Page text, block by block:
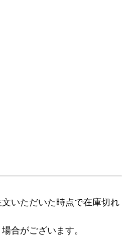
いただいた時点で在庫切れ
合がございます。